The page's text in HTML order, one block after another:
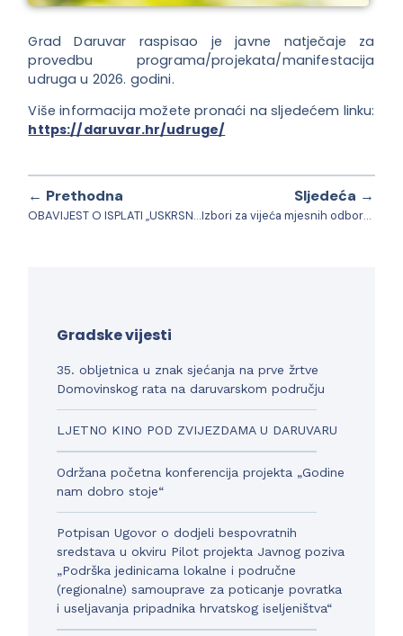
Grad Daruvar raspisao je javne natječaje za
provedbu programa/projekata/manifestacija
udruga u 2026. godini.
Više informacija možete pronaći na sljedećem linku:
https://daruvar.hr/udruge/
← Prethodna
OBAVIJEST O ISPLATI „USKRSNICE“ UMIROVLJENICIMA KOJI PRIMAJU MIROVINU DO 650,00 EURA
Sljedeća →
Izbori za vijeća mjesnih odbora 2026. – 2030. g.
Gradske vijesti
35. obljetnica u znak sjećanja na prve žrtve
Domovinskog rata na daruvarskom području
LJETNO KINO POD ZVIJEZDAMA U DARUVARU
Održana početna konferencija projekta „Godine
nam dobro stoje“
Potpisan Ugovor o dodjeli bespovratnih
sredstava u okviru Pilot projekta Javnog poziva
„Podrška jedinicama lokalne i područne
(regionalne) samouprave za poticanje povratka
i useljavanja pripadnika hrvatskog iseljeništva“